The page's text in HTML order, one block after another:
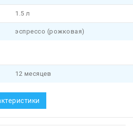
1.5 л
эспрессо (рожковая)
12 месяцев